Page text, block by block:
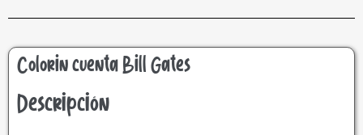
Colorin cuenta Bill Gates
Descripción